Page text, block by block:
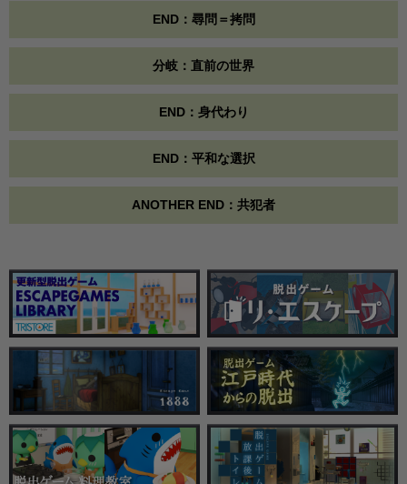
END：尋問＝拷問
分岐：直前の世界
END：身代わり
END：平和な選択
ANOTHER END：共犯者